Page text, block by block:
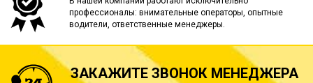
профессионалы: внимательные операторы, опытные
водители, ответственные менеджеры.
ЗАКАЖИТЕ ЗВОНОК МЕНЕДЖЕРА